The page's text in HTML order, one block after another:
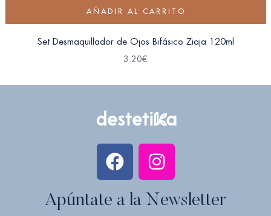
AÑADIR AL CARRITO
Set Desmaquillador de Ojos Bifásico Ziaja 120ml
3.20€
Apúntate a la Newsletter